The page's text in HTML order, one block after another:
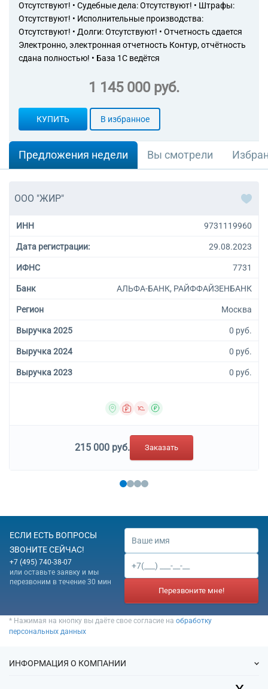
Отсутствуют! • Судебные дела: Отсутствуют! • Штрафы:
Отсутствуют! • Исполнительные производства:
Отсутствуют! • Долги: Отсутствуют! • Отчетность сдается
Электронно, электронная отчетность Контур, отчётность
сдана полностью! • База 1С ведётся
1 145 000 руб.
КУПИТЬ В избранное
Предложения недели Вы смотрели
ООО "ЖИР"
ИНН 9731119960
Дата регистрации: 29.08.2023
ИФНС 7731
Банк АЛЬФА-БАНК, РАЙФФАЙЗЕНБАНК
Регион Москва
Выручка 2025 0 руб.
Выручка 2024 0 руб.
Выручка 2023 0 руб.
215 000 руб. Заказать
ЕСЛИ ЕСТЬ ВОПРОСЫ
ЗВОНИТЕ СЕЙЧАС!
+7 (495) 740-38-07
или оставьте заявку и мы
перезвоним в течение 30 мин
Перезвоните мне!
* Нажимая на кнопку вы даёте свое согласие на обработку
персональных данных
ИНФОРМАЦИЯ О КОМПАНИИ